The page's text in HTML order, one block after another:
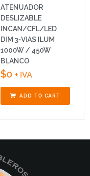
ATENUADOR
DESLIZABLE
INCAN/CFL/LED
DIM 3-VIAS ILUM
1000W / 450W
BLANCO
$0 + IVA
ADD TO CART